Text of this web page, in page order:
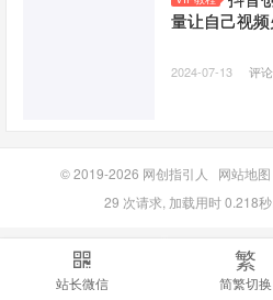
量让自己视
2024-07-13 评
© 2019-2026 网创指引人 网站地图
29 次请求, 加载用时 0.218
站长微信
繁
简繁切换